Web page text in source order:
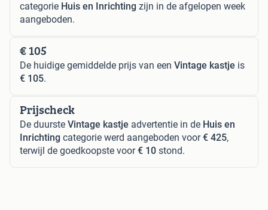
categorie Huis en Inrichting zijn in de afgelopen week
aangeboden.
€ 105
De huidige gemiddelde prijs van een Vintage kastje is
€ 105.
Prijscheck
De duurste Vintage kastje advertentie in de Huis en
Inrichting categorie werd aangeboden voor€ 425,
terwijl de goedkoopste voor€ 10 stond.